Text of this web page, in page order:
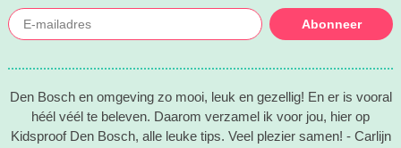
Abonneer
Den Bosch en omgeving zo mooi, leuk en gezellig! En er is vooral
héél véél te beleven. Daarom verzamel ik voor jou, hier op
Kidsproof Den Bosch, alle leuke tips. Veel plezier samen! - Carlijn